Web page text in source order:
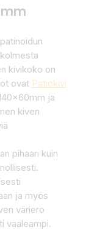
kivikoko on
ovat Patiokivi
ja
kiven
pihaan kuin
ja myös
väriero
vaaleampi.